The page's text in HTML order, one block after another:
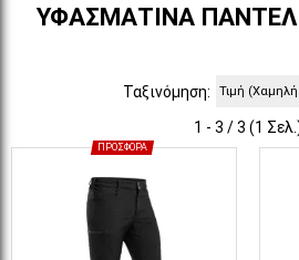
ΥΦΑΣΜΑΤΙΝΑ
Ταξινόμηση:
1 - 3 / 3 (1
ΠΡΟΣΦΟΡΆ